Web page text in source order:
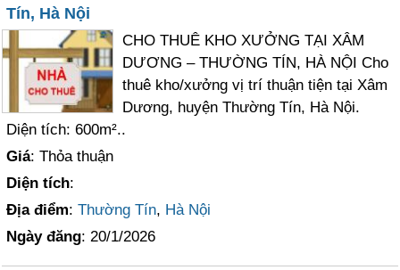
Tín, Hà Nội
CHO THUÊ KHO XƯỞNG TẠI XÂM
DƯƠNG – THƯỜNG TÍN, HÀ NỘI Cho
thuê kho/xưởng vị trí thuận tiện tại Xâm
Dương, huyện Thường Tín, Hà Nội.
Diện tích: 600m²..
Giá: Thỏa thuận
Diện tích:
Địa điểm:Thường Tín, Hà Nội
Ngày đăng: 20/1/2026